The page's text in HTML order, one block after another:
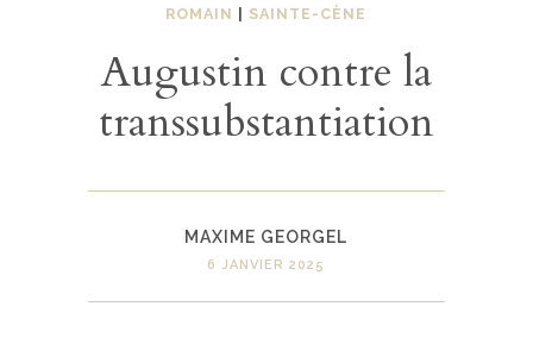
ROMAIN
SAINTE-CÈNE
Augustin contre la
transsubstantiation
MAXIME GEORGEL
6 JANVIER 2025